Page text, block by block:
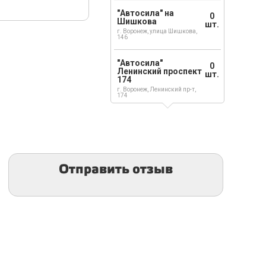
"Автосила" на
Шишкова
г. Воронеж, улица Шишкова,
146
0
шт.
"Автосила"
Ленинский проспект
174
г. Воронеж, Ленинский пр-т,
174
0
шт.
Отправить отзыв